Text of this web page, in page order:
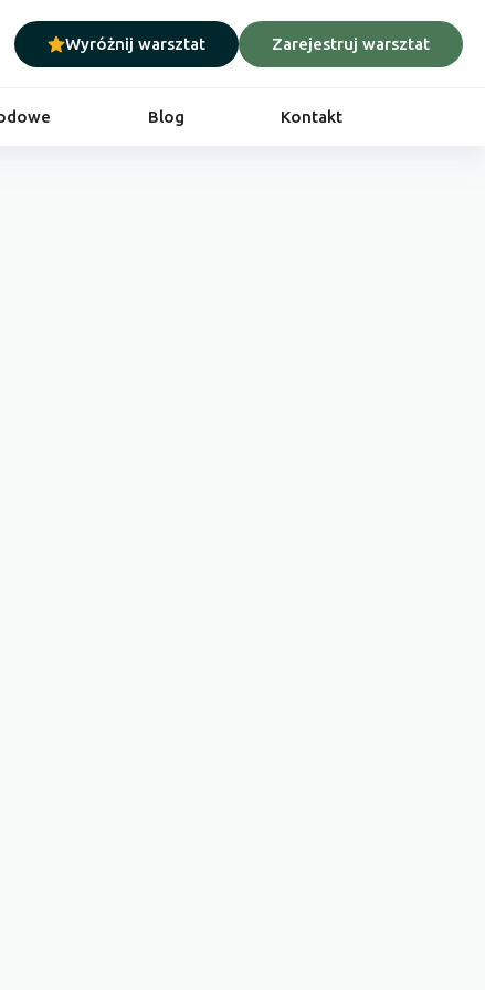
Wyróżnij warsztat Zarejestruj warsztat
Blog Kontakt